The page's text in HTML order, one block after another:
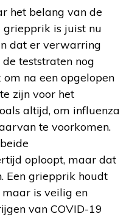
het belang van de
griepprik is juist nu
dat er verwarring
teststraten nog
na een opgelopen
zijn voor het
altijd, om influenza
te voorkomen.
oploopt, maar dat
Een griepprik houdt
maar is veilig en
van COVID-19